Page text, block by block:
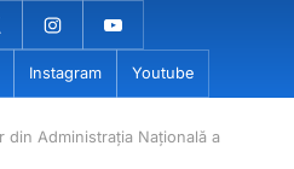
InstagramYoutube
Instagram Youtube
din Administrația Națională a